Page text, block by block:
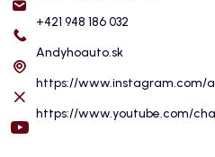
+421 948 186 032
Andyhoauto.sk
https://www.instagram.com/
https://www.youtube.com/